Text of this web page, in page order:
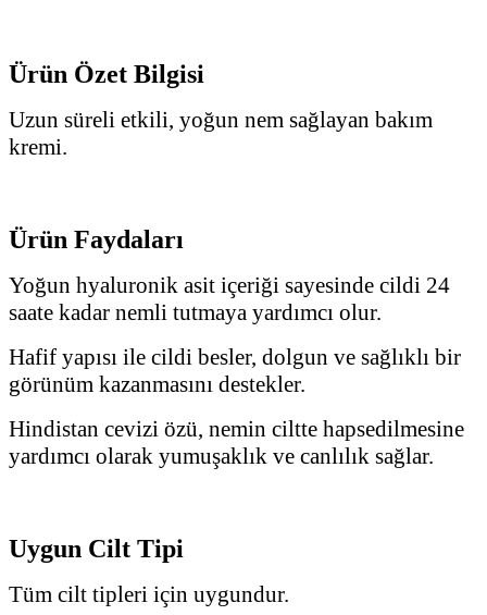
Ürün Özet Bilgisi
Uzun süreli etkili, yoğun nem sağlayan bakım
kremi.
Ürün Faydaları
Yoğun hyaluronik asit içeriği sayesinde cildi 24
saate kadar nemli tutmaya yardımcı olur.
Hafif yapısı ile cildi besler, dolgun ve sağlıklı bir
görünüm kazanmasını destekler.
Hindistan cevizi özü, nemin ciltte hapsedilmesine
yardımcı olarak yumuşaklık ve canlılık sağlar.
Uygun Cilt Tipi
Tüm cilt tipleri için uygundur.